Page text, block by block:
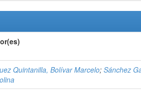
Quintanilla, Bolívar Marcelo; Sánchez